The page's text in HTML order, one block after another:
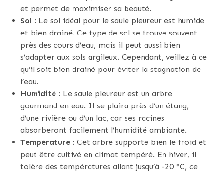
et permet de maximiser sa beauté.
Sol : Le sol idéal pour le saule pleureur est humide
et bien drainé. Ce type de sol se trouve souvent
près des cours d’eau, mais il peut aussi bien
s’adapter aux sols argileux. Cependant, veillez à ce
qu’il soit bien drainé pour éviter la stagnation de
l’eau.
Humidité : Le saule pleureur est un arbre
gourmand en eau. Il se plaira près d’un étang,
d’une rivière ou d’un lac, car ses racines
absorberont facilement l’humidité ambiante.
Température : Cet arbre supporte bien le froid et
peut être cultivé en climat tempéré. En hiver, il
tolère des températures allant jusqu’à -20 °C, ce